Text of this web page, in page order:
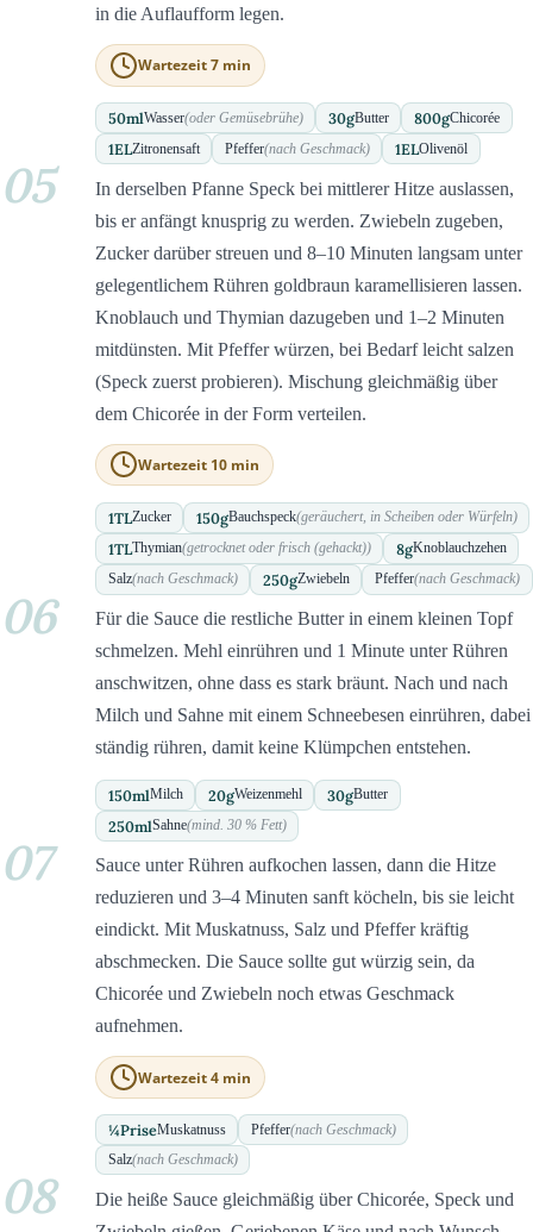
in die Auflaufform legen.
Wartezeit 7 min
50mlWasser(oder Gemüsebrühe) 30gButter 800gChicorée
1ELZitronensaft Pfeffer(nach Geschmack) 1ELOlivenöl
05
In derselben Pfanne Speck bei mittlerer Hitze auslassen,
bis er anfängt knusprig zu werden. Zwiebeln zugeben,
Zucker darüber streuen und 8–10 Minuten langsam unter
gelegentlichem Rühren goldbraun karamellisieren lassen.
Knoblauch und Thymian dazugeben und 1–2 Minuten
mitdünsten. Mit Pfeffer würzen, bei Bedarf leicht salzen
(Speck zuerst probieren). Mischung gleichmäßig über
dem Chicorée in der Form verteilen.
Wartezeit 10 min
1TLZucker 150gBauchspeck(geräuchert, in Scheiben oder Würfeln)
1TLThymian(getrocknet oder frisch (gehackt)) 8gKnoblauchzehen
Salz(nach Geschmack) 250gZwiebeln Pfeffer(nach Geschmack)
06
Für die Sauce die restliche Butter in einem kleinen Topf
schmelzen. Mehl einrühren und 1 Minute unter Rühren
anschwitzen, ohne dass es stark bräunt. Nach und nach
Milch und Sahne mit einem Schneebesen einrühren, dabei
ständig rühren, damit keine Klümpchen entstehen.
150mlMilch 20gWeizenmehl 30gButter
250mlSahne(mind. 30 % Fett)
07
Sauce unter Rühren aufkochen lassen, dann die Hitze
reduzieren und 3–4 Minuten sanft köcheln, bis sie leicht
eindickt. Mit Muskatnuss, Salz und Pfeffer kräftig
abschmecken. Die Sauce sollte gut würzig sein, da
Chicorée und Zwiebeln noch etwas Geschmack
aufnehmen.
Wartezeit 4 min
¼PriseMuskatnuss Pfeffer(nach Geschmack)
Salz(nach Geschmack)
08
Die heiße Sauce gleichmäßig über Chicorée, Speck und